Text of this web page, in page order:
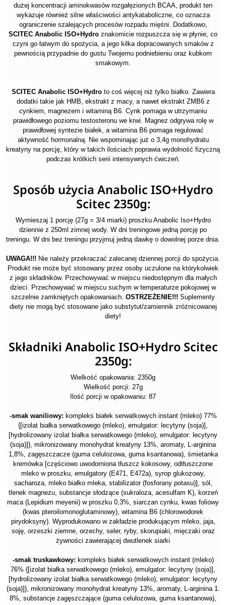
dużej koncentracji aminokwasów rozgałęzionych BCAA, produkt ten
wykazuje również silne właściwości antykataboliczne, co oznacza
ograniczenie szalejących procesów rozpadu mięśni. Dodatkowo,
SCITEC Anabolic ISO+Hydro znakomicie rozpuszcza się w płynie, co
czyni go łatwym do spożycia, a jego kilka dopracowanych smaków z
pewnością przypadnie do gustu Twojemu podniebieniu oraz kubkom
smakowym.
SCITEC Anabolic ISO+Hydroto coś więcej niż tylko białko. Zawiera
dodatki takie jak HMB, ekstrakt z macy, a nawet ekstrakt ZMB6 z
cynkiem, magnezem i witaminą B6. Cynk pomaga w utrzymaniu
prawidłowego poziomu testosteronu we krwi. Magnez odgrywa rolę w
prawidłowej syntezie białek, a witamina B6 pomaga regulować
aktywność hormonalną. Nie wspominając już o 3,4g monohydratu
kreatyny na porcję, który w takich ilościach poprawia wydolność fizyczną
podczas krótkich serii intensywnych ćwiczeń.
Sposób użycia Anabolic ISO+Hydro
Scitec 2350g:
Wymieszaj 1 porcję (27g = 3/4 miarki) proszku Anabolic Iso+Hydro
dziennie z 250ml zimnej wody. W dni treningowe jedną porcję po
treningu. W dni bez treningu przyjmuj jedną dawkę o dowolnej porze dnia.
UWAGA!!! Nie należy przekraczać zalecanej dziennej porcji do spożycia.
Produkt nie może być stosowany przez osoby uczulone na którykolwiek
z jego składników. Przechowywać w miejscu niedostępnym dla małych
dzieci. Przechowywać w miejscu suchym w temperaturze pokojowej w
szczelnie zamkniętych opakowaniach. OSTRZEŻENIE!!! Suplementy
diety nie mogą być stosowane jako substytut/zamiennik zróżnicowanej
diety!
Składniki Anabolic ISO+Hydro Scitec
2350g:
Wielkość opakowania: 2350g
Wielkość porcji: 27g
Ilość porcji w opakowaniu: 87
-smak waniliowy: kompleks białek serwatkowych instant (mleko) 77%
{[izolat białka serwatkowego (mleko), emulgator: lecytyny (soja)],
[hydrolizowany izolat białka serwatkowego (mleko), emulgator: lecytyny
(soja)]}, mikronizowany monohydrat kreatyny 13%, aromaty, L-arginina
1,8%, zagęszczacze (guma celulozowa, guma ksantanowa), śmietanka
kremówka [częściowo uwodorniona tłuszcz kokosowy, odtłuszczone
mleko w proszku, emulgatory (E471, E472a), syrop glukozowy,
sacharoza, mleko białko mleka, stabilizator (fosforany potasu)], sól,
tlenek magnezu, substancje słodzące (sukraloza, acesulfam K), korzeń
maca (Lepidium meyenii) w proszku 0,3%, siarczan cynku, kwas foliowy
(kwas pteroilomonoglutaminowy), witamina B6 (chlorowodorek
pirydoksyny). Wyprodukowano w zakładzie produkującym mleko, jaja,
soję, orzeszki ziemne, orzechy, seler, ryby, skorupiaki, mięczaki oraz
żywności zawierającej dwutlenek siarki
-smak truskawkowy: kompleks białek serwatkowych instant (mleko)
76% {[izolat białka serwatkowego (mleko), emulgator: lecytyny (soja)],
[hydrolizowany izolat białka serwatkowego (mleko), emulgator: lecytyny
(soja)]}, mikronizowany monohydrat kreatyny 13%, aromaty, L-arginina 1.
8%, substancje zagęszczające (guma celulozowa, guma ksantanowa),